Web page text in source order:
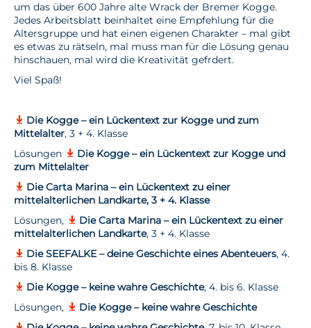
um das über 600 Jahre alte Wrack der Bremer Kogge.
Jedes Arbeitsblatt beinhaltet eine Empfehlung für die
Altersgruppe und hat einen eigenen Charakter – mal gibt
es etwas zu rätseln, mal muss man für die Lösung genau
hinschauen, mal wird die Kreativität gefrdert.
Viel Spaß!
Die Kogge – ein Lückentext zur Kogge und zum
Mittelalter, 3 + 4. Klasse
Lösungen
Die Kogge – ein Lückentext zur Kogge und
zum Mittelalter
Die Carta Marina – ein Lückentext zu einer
mittelalterlichen Landkarte, 3 + 4. Klasse
Lösungen,
Die Carta Marina – ein Lückentext zu einer
mittelalterlichen Landkarte, 3 + 4. Klasse
Die SEEFALKE – deine Geschichte eines Abenteuers, 4.
bis 8. Klasse
Die Kogge – keine wahre Geschichte, 4. bis 6. Klasse
Lösungen,
Die Kogge – keine wahre Geschichte